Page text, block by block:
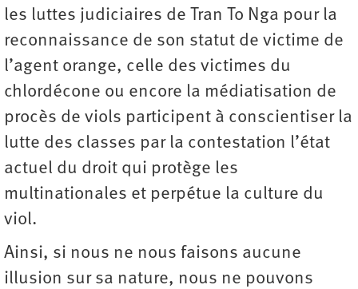
les luttes judiciaires de Tran To Nga pour la
reconnaissance de son statut de victime de
l’agent orange, celle des victimes du
chlordécone ou encore la médiatisation de
procès de viols participent à conscientiser la
lutte des classes par la contestation l’état
actuel du droit qui protège les
multinationales et perpétue la culture du
viol.
Ainsi, si nous ne nous faisons aucune
illusion sur sa nature, nous ne pouvons